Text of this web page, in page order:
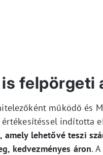
is
működő és
indította
lehetővé teszi
kedvezményes áron.